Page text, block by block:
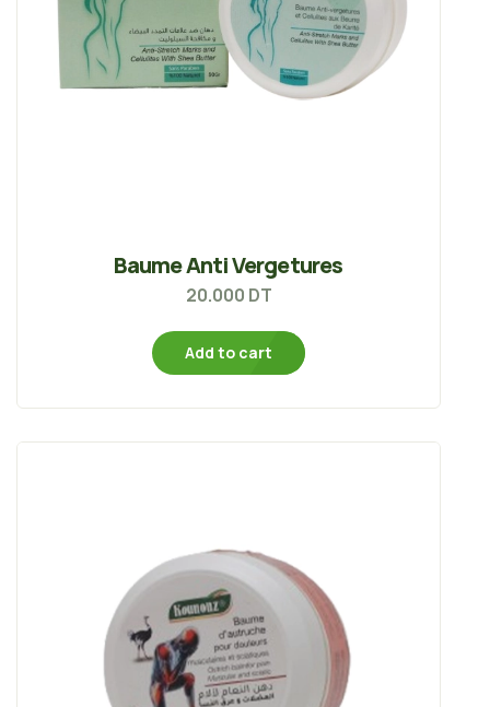
Baume Anti Vergetures
20.000 DT
Add to cart